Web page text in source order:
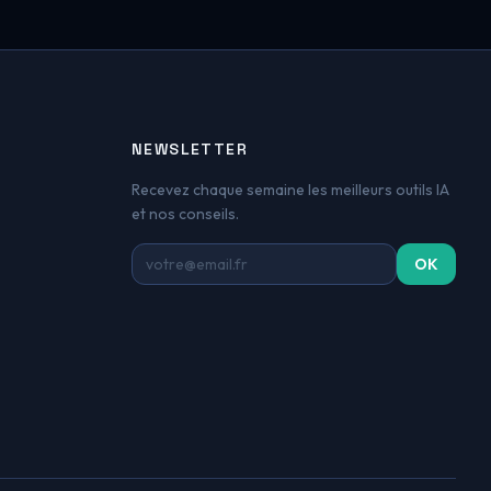
NEWSLETTER
Recevez chaque semaine les meilleurs outils IA
et nos conseils.
Adresse email OK